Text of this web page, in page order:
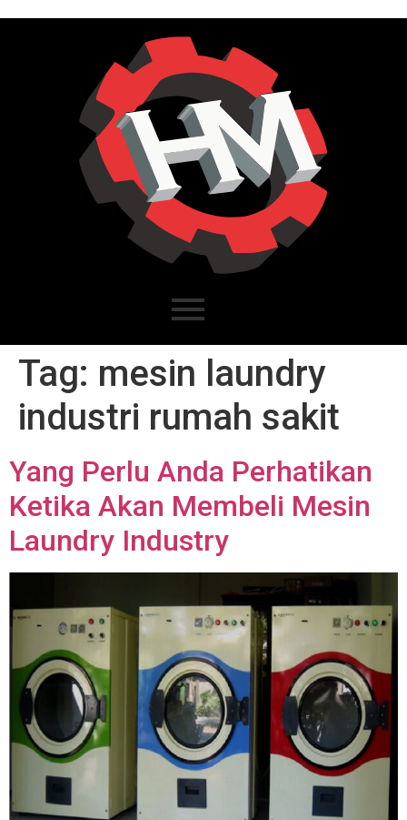
Tag: mesin laundry
industri rumah sakit
Yang Perlu Anda Perhatikan
Ketika Akan Membeli Mesin
Laundry Industry